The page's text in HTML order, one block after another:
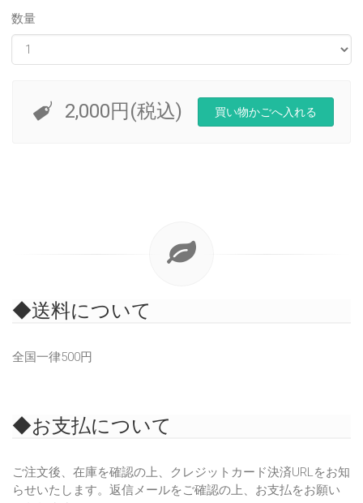
数量
2,000円(税込)
◆送料について
全国一律500円
◆お支払について
ご注文後、在庫を確認の上、クレジットカード決済URLをお知
らせいたします。返信メールをご確認の上、お支払をお願い